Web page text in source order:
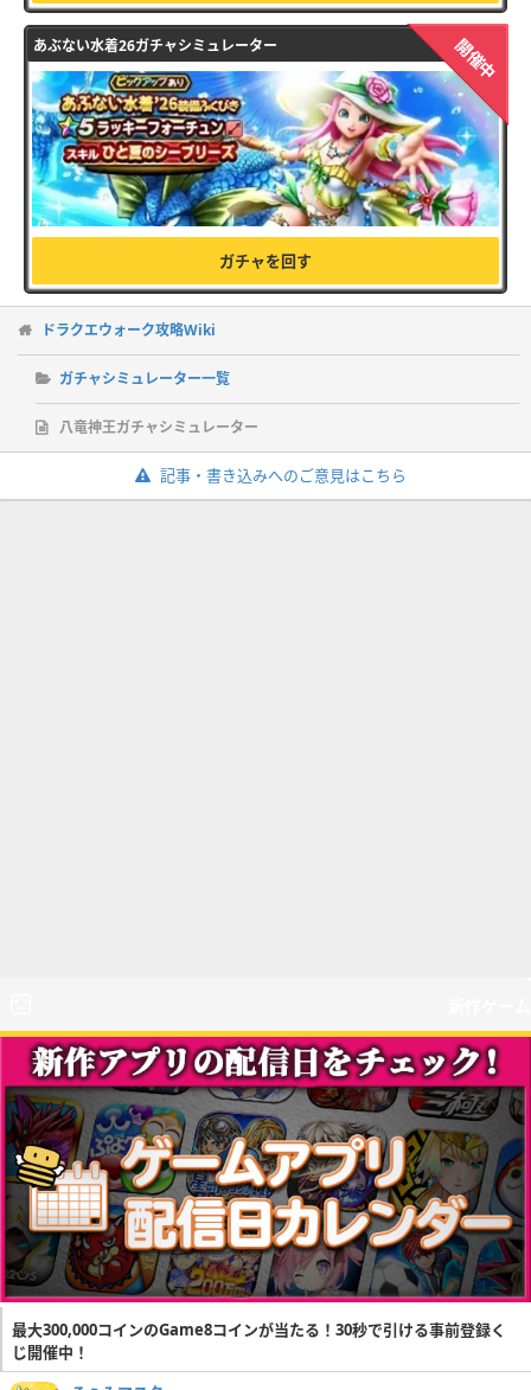
開催中
あぶない水着26ガチャシミュレーター
ガチャを回す
ドラクエウォーク攻略Wiki
ガチャシミュレーター一覧
八竜神王ガチャシミュレーター
記事・書き込みへのご意見はこちら
最大300,000コインのGame8コインが当たる！30秒で引ける事前登録く
じ開催中！